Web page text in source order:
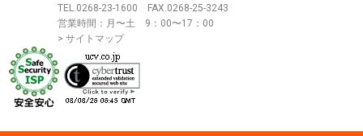
TEL.0268-23-1600 FAX.0268-25-3243
営業時間：月〜土 9：00〜17：00
> サイトマップ